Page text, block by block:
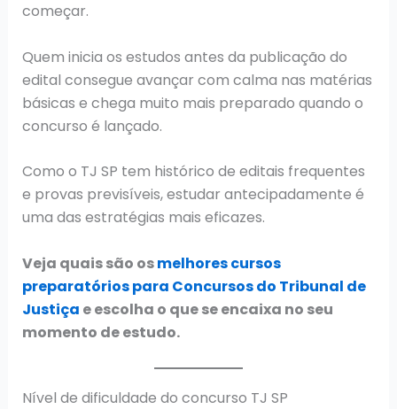
começar.
Quem inicia os estudos antes da publicação do
edital consegue avançar com calma nas matérias
básicas e chega muito mais preparado quando o
concurso é lançado.
Como o TJ SP tem histórico de editais frequentes
e provas previsíveis, estudar antecipadamente é
uma das estratégias mais eficazes.
Veja quais são osmelhores cursos
preparatórios para Concursos do Tribunal de
Justiça e escolha o que se encaixa no seu
momento de estudo.
Nível de dificuldade do concurso TJ SP